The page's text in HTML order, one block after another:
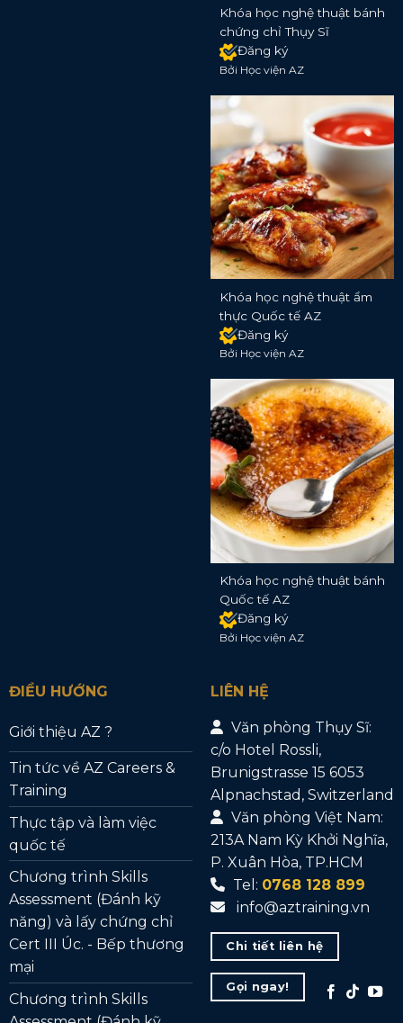
Khóa học nghệ thuật bánh
chứng chỉ Thụy Sĩ
Đăng ký
Bởi Học viện AZ
Khóa học nghệ thuật ẩm
thực Quốc tế AZ
Đăng ký
Bởi Học viện AZ
Khóa học nghệ thuật bánh
Quốc tế AZ
Đăng ký
Bởi Học viện AZ
ĐIỀU HƯỚNG
Giới thiệu AZ ?
Tin tức về AZ Careers &
Training
Thực tập và làm việc
quốc tế
Chương trình Skills
Assessment (Đánh kỹ
năng) và lấy chứng chỉ
Cert III Úc. - Bếp thương
mại
Chương trình Skills
LIÊN HỆ
Văn phòng Thụy Sĩ:
c/o Hotel Rossli,
Brunigstrasse 15 6053
Alpnachstad, Switzerland
Văn phòng Việt Nam:
213A Nam Kỳ Khởi Nghĩa,
P. Xuân Hòa, TP.HCM
Tel: 0768 128 899
info@aztraining.vn
Chi tiết liên hệ
Gọi ngay!